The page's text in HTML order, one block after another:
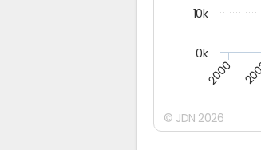
2000
0k
10k
© JDN 2026